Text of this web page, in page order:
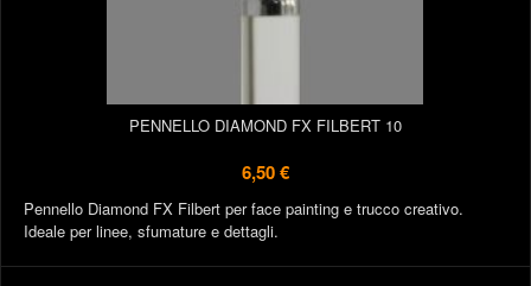
PENNELLO DIAMOND FX FILBERT 10
6,50 €
Pennello Diamond FX Filbert per face painting e trucco creativo.
Ideale per linee, sfumature e dettagli.